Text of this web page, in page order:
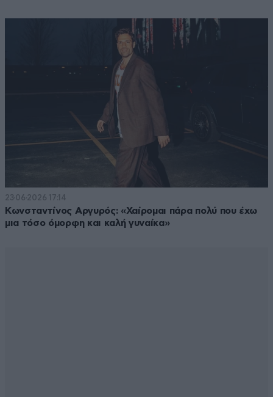
23·06·2026 17:14
Κωνσταντίνος Αργυρός: «Χαίρομαι πάρα πολύ που έχω
μια τόσο όμορφη και καλή γυναίκα»